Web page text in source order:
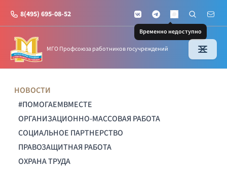
8(495) 695-08-52 VKontakteTelegramMAX
Временно недоступно
Поиск по
Почта
МГО Профсоюза работников госучреждений
НОВОСТИ
#ПОМОГАЕМВМЕСТЕ
ОРГАНИЗАЦИОННО-МАССОВАЯ РАБОТА
СОЦИАЛЬНОЕ ПАРТНЕРСТВО
ПРАВОЗАЩИТНАЯ РАБОТА
ОХРАНА ТРУДА